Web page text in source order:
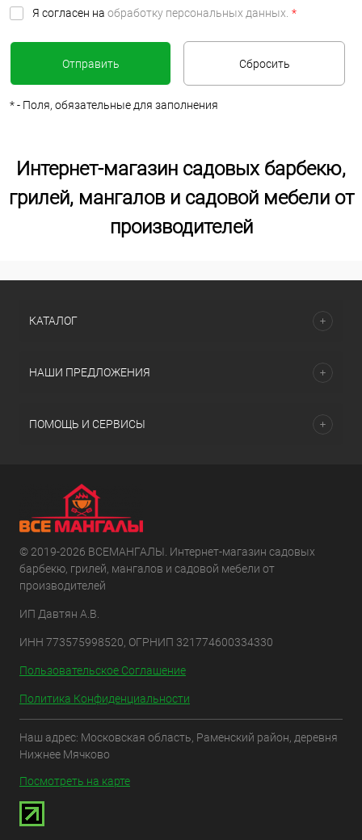
Я согласен на обработку персональных данных. *
*- Поля, обязательные для заполнения
Интернет-магазин садовых барбекю,
грилей, мангалов и садовой мебели от
производителей
КАТАЛОГ
НАШИ ПРЕДЛОЖЕНИЯ
ПОМОЩЬ И СЕРВИСЫ
© 2019-2026 ВСЕМАНГАЛЫ. Интернет-магазин садовых
барбекю, грилей, мангалов и садовой мебели от
производителей
ИП Давтян А.В.
ИНН 773575998520, ОГРНИП 321774600334330
Пользовательское Соглашение
Политика Конфиденциальности
Наш адрес: Московская область, Раменский район, деревня
Нижнее Мячково
Посмотреть на карте